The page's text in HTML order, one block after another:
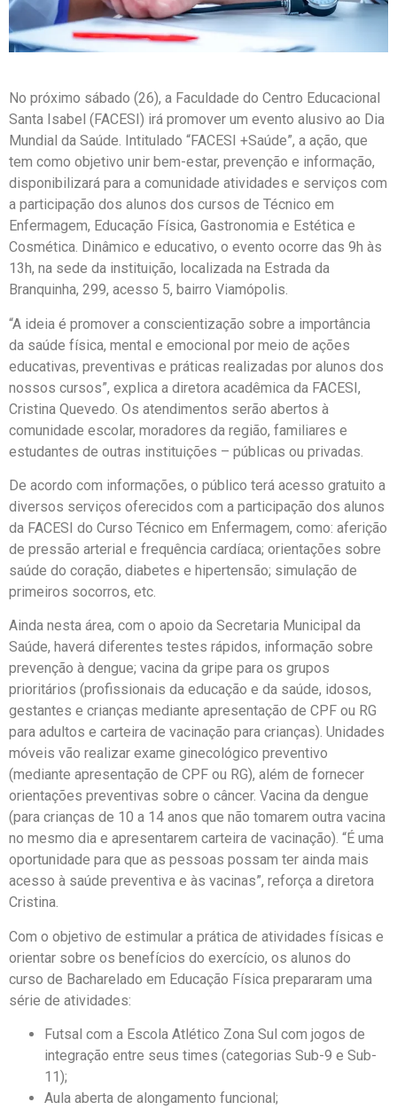
No próximo sábado (26), a Faculdade do Centro Educacional
Santa Isabel (FACESI) irá promover um evento alusivo ao Dia
Mundial da Saúde. Intitulado “FACESI +Saúde”, a ação, que
tem como objetivo unir bem-estar, prevenção e informação,
disponibilizará para a comunidade atividades e serviços com
a participação dos alunos dos cursos de Técnico em
Enfermagem, Educação Física, Gastronomia e Estética e
Cosmética. Dinâmico e educativo, o evento ocorre das 9h às
13h, na sede da instituição, localizada na Estrada da
Branquinha, 299, acesso 5, bairro Viamópolis.
“A ideia é promover a conscientização sobre a importância
da saúde física, mental e emocional por meio de ações
educativas, preventivas e práticas realizadas por alunos dos
nossos cursos”, explica a diretora acadêmica da FACESI,
Cristina Quevedo. Os atendimentos serão abertos à
comunidade escolar, moradores da região, familiares e
estudantes de outras instituições – públicas ou privadas.
De acordo com informações, o público terá acesso gratuito a
diversos serviços oferecidos com a participação dos alunos
da FACESI do Curso Técnico em Enfermagem, como: aferição
de pressão arterial e frequência cardíaca; orientações sobre
saúde do coração, diabetes e hipertensão; simulação de
primeiros socorros, etc.
Ainda nesta área, com o apoio da Secretaria Municipal da
Saúde, haverá diferentes testes rápidos, informação sobre
prevenção à dengue; vacina da gripe para os grupos
prioritários (profissionais da educação e da saúde, idosos,
gestantes e crianças mediante apresentação de CPF ou RG
para adultos e carteira de vacinação para crianças). Unidades
móveis vão realizar exame ginecológico preventivo
(mediante apresentação de CPF ou RG), além de fornecer
orientações preventivas sobre o câncer. Vacina da dengue
(para crianças de 10 a 14 anos que não tomarem outra vacina
no mesmo dia e apresentarem carteira de vacinação). “É uma
oportunidade para que as pessoas possam ter ainda mais
acesso à saúde preventiva e às vacinas”, reforça a diretora
Cristina.
Com o objetivo de estimular a prática de atividades físicas e
orientar sobre os benefícios do exercício, os alunos do
curso de Bacharelado em Educação Física prepararam uma
série de atividades:
Futsal com a Escola Atlético Zona Sul com jogos de
integração entre seus times (categorias Sub-9 e Sub-
11);
Aula aberta de alongamento funcional;